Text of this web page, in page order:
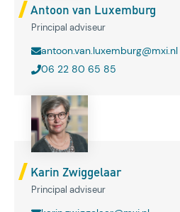
Antoon van Luxemburg
Principal adviseur
antoon.van.luxemburg@mxi.nl
06 22 80 65 85
Karin Zwiggelaar
Principal adviseur